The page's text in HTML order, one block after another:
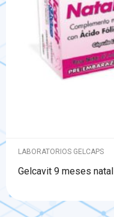
LABORATORIOS GELCAPS
Gelcavit 9 meses natal